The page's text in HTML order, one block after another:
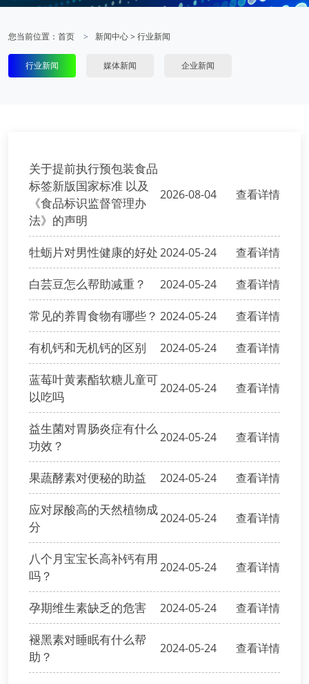
您当前位置： 首页 新闻中心> 行业新闻
行业新闻 媒体新闻 企业新闻
关于提前执行预包装食品
标签新版国家标准 以及
《食品标识监督管理办
法》的声明
2026-08-04 查看详情
牡蛎片对男性健康的好处2024-05-24 查看详情
白芸豆怎么帮助减重？ 2024-05-24 查看详情
常见的养胃食物有哪些？ 2024-05-24 查看详情
有机钙和无机钙的区别 2024-05-24 查看详情
蓝莓叶黄素酯软糖儿童可
以吃吗
2024-05-24 查看详情
益生菌对胃肠炎症有什么
功效？
2024-05-24 查看详情
果蔬酵素对便秘的助益 2024-05-24 查看详情
应对尿酸高的天然植物成
分
2024-05-24 查看详情
八个月宝宝长高补钙有用
吗？
2024-05-24 查看详情
孕期维生素缺乏的危害 2024-05-24 查看详情
褪黑素对睡眠有什么帮
助？
2024-05-24 查看详情